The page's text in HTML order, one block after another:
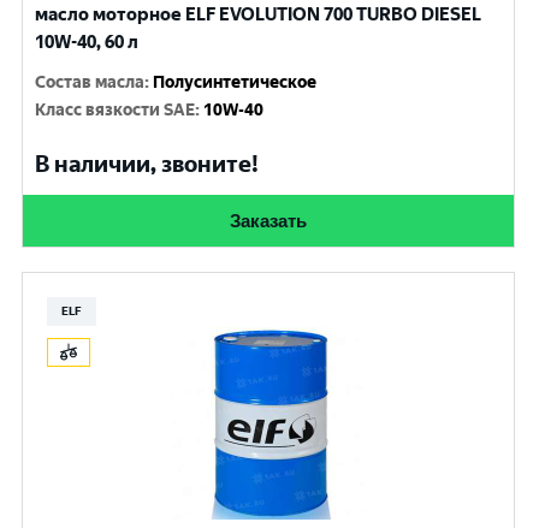
масло моторное ELF EVOLUTION 700 TURBO DIESEL
10W-40, 60 л
Состав масла: Полусинтетическое
Класс вязкости SAE: 10W-40
В наличии, звоните!
Заказать
ELF